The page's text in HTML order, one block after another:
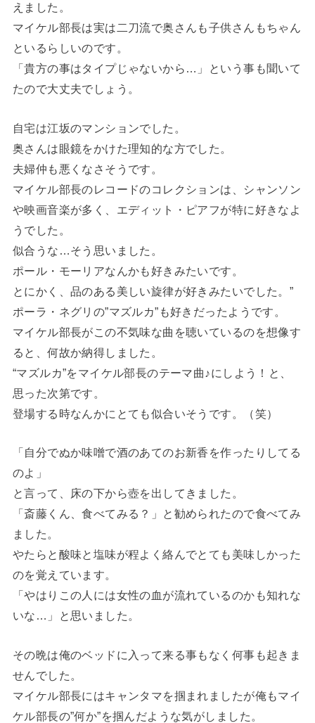
えました。
マイケル部長は実は二刀流で奥さんも子供さんもちゃん
といるらしいのです。
「貴方の事はタイプじゃないから…」という事も聞いて
たので大丈夫でしょう。
自宅は江坂のマンションでした。
奥さんは眼鏡をかけた理知的な方でした。
夫婦仲も悪くなさそうです。
マイケル部長のレコードのコレクションは、シャンソン
や映画音楽が多く、エディット・ピアフが特に好きなよ
うでした。
似合うな…そう思いました。
ポール・モーリアなんかも好きみたいです。
とにかく、品のある美しい旋律が好きみたいでした。”
ポーラ・ネグリの”マズルカ”も好きだったようです。
マイケル部長がこの不気味な曲を聴いているのを想像す
ると、何故か納得しました。
“マズルカ”をマイケル部長のテーマ曲♪にしよう！と、
思った次第です。
登場する時なんかにとても似合いそうです。（笑）
「自分でぬか味噌で酒のあてのお新香を作ったりしてる
のよ」
と言って、床の下から壺を出してきました。
「斎藤くん、食べてみる？」と勧められたので食べてみ
ました。
やたらと酸味と塩味が程よく絡んでとても美味しかった
のを覚えています。
「やはりこの人には女性の血が流れているのかも知れな
いな…」と思いました。
その晩は俺のベッドに入って来る事もなく何事も起きま
せんでした。
マイケル部長にはキャンタマを掴まれましたが俺もマイ
ケル部長の”何か”を掴んだような気がしました。